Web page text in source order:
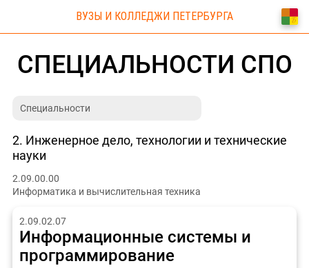
ВУЗЫ И КОЛЛЕДЖИ ПЕТЕРБУРГА
СПЕЦИАЛЬНОСТИ СПО
2. Инженерное дело, технологии и технические
науки
2.09.00.00
Информатика и вычислительная техника
2.09.02.07
Информационные системы и
программирование